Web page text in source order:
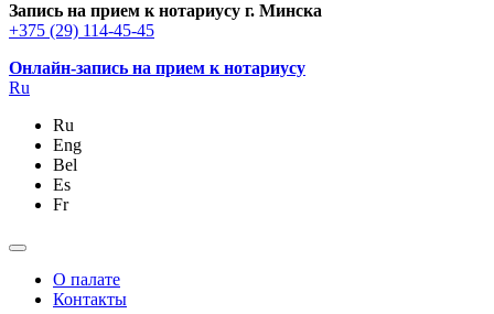
Запись на прием к нотариусу г. Минска
+375 (29) 114-45-45
Онлайн-запись на прием к нотариусу
Ru
Ru
Eng
Bel
Es
Fr
О палате
Контакты